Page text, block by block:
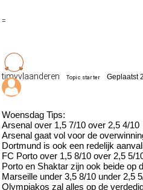
=
timvvlaanderen Topic starter Geplaatst
Woensdag Tips:
Arsenal over 1,5 7/10 over 2,5 4/10
Arsenal gaat vol voor de
Dortmund is ook een redelijk
FC Porto over 1,5 8/10 over 2,5 5/
Porto en Shaktar zijn ook beide op
Marseille under 3,5 8/10 under 2,5
Olympiakos zal alles op de